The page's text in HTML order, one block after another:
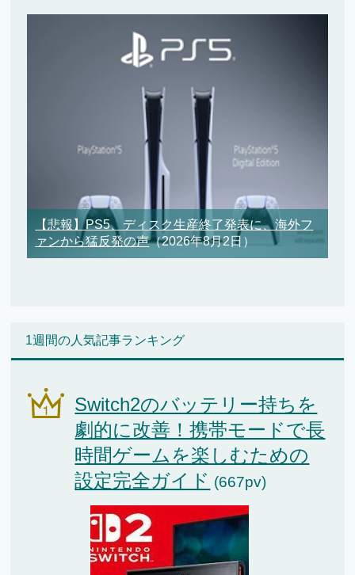
【悲報】PS5、ディスク生産終了発表に、海外フ
ァンから猛反発の声（2026年8月2日）
1週間の人気記事ランキング
Switch2のバッテリー持ちを
劇的に改善！携帯モードで長
時間ゲームを楽しむための
設定完全ガイド (667pv)